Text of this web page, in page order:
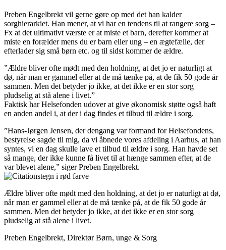
Preben Engelbrekt vil gerne gøre op med det han kalder
sorghierarkiet. Han mener, at vi har en tendens til at rangere sorg –
Fx at det ultimativt værste er at miste et barn, derefter kommer at
miste en forælder mens du er barn eller ung – en ægtefælle, der
efterlader sig små børn etc. og til sidst kommer de ældre.
”Ældre bliver ofte mødt med den holdning, at det jo er naturligt at
dø, når man er gammel eller at de må tænke på, at de fik 50 gode år
sammen. Men det betyder jo ikke, at det ikke er en stor sorg
pludselig at stå alene i livet.”
Faktisk har Helsefonden udover at give økonomisk støtte også haft
en anden andel i, at der i dag findes et tilbud til ældre i sorg.
”Hans-Jørgen Jensen, der dengang var formand for Helsefondens,
bestyrelse sagde til mig, da vi åbnede vores afdeling i Aarhus, at han
syntes, vi en dag skulle lave et tilbud til ældre i sorg. Han havde set
så mange, der ikke kunne få livet til at hænge sammen efter, at de
var blevet alene,” siger Preben Engelbrekt.
Ældre bliver ofte mødt med den holdning, at det jo er naturligt at dø,
når man er gammel eller at de må tænke på, at de fik 50 gode år
sammen. Men det betyder jo ikke, at det ikke er en stor sorg
pludselig at stå alene i livet.
Preben Engelbrekt, Direktør Børn, unge & Sorg